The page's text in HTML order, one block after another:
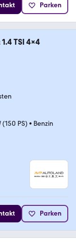
Parken
TSI 4x4
(150 PS) • Benzin
Parken